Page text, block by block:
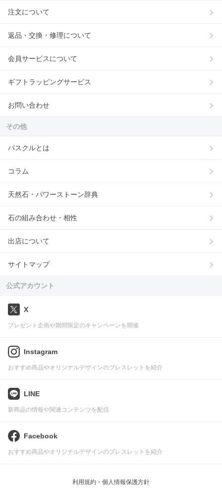
注文について
返品・交換・修理について
会員サービスについて
ギフトラッピングサービス
お問い合わせ
その他
パスクルとは
コラム
天然石・パワーストーン辞典
石の組み合わせ・相性
出店について
サイトマップ
公式アカウント
X
プレゼント企画や期間限定のキャンペーンを開催
Instagram
おすすめ商品やオリジナルデザインのブレスレットを紹介
LINE
新商品の情報や関連コンテンツを配信
Facebook
おすすめ商品やオリジナルデザインのブレスレットを紹介
利用規約・個人情報保護方針